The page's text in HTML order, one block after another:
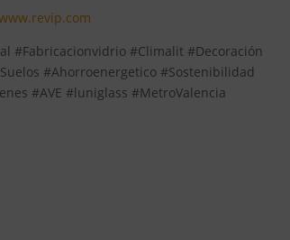
#Fabricacionvidrio #Climalit #Decoración
#Ahorroenergetico #Sostenibilidad
#AVE #luniglass #MetroValencia